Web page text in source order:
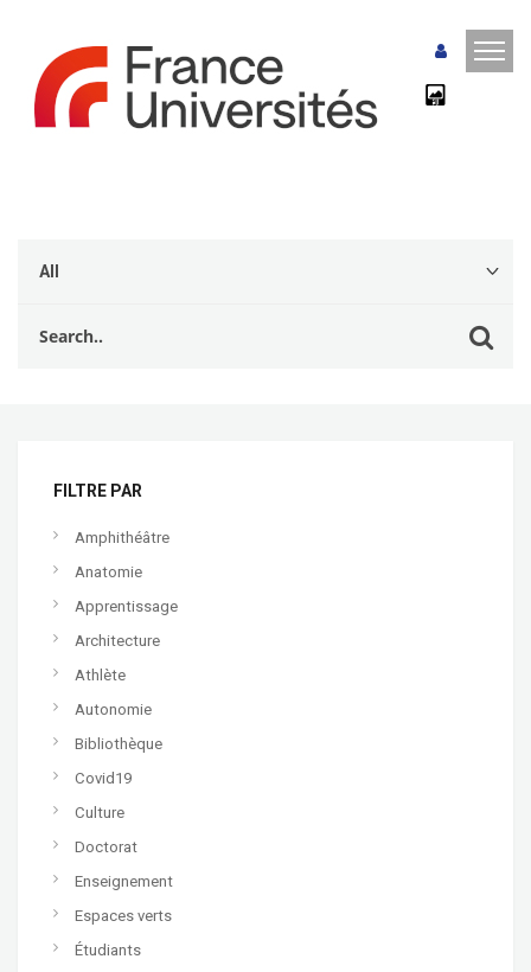
FILTRE PAR
Amphithéâtre
Anatomie
Apprentissage
Architecture
Athlète
Autonomie
Bibliothèque
Covid19
Culture
Doctorat
Enseignement
Espaces verts
Étudiants